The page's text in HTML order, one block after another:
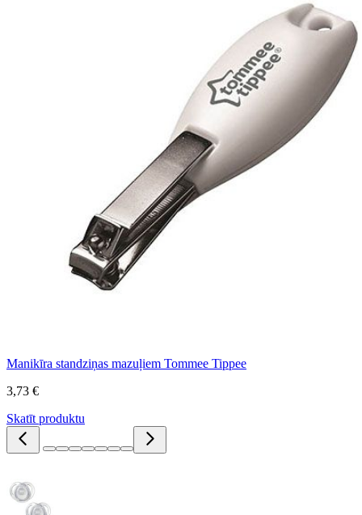
Manikīra standziņas mazuļiem Tommee Tippee
3,73 €
Skatīt produktu